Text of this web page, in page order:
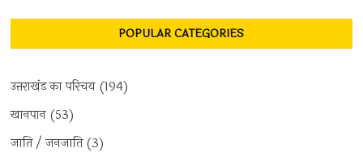
POPULAR CATEGORIES
उत्तराखंड का परिचय (194)
खानपान (53)
जाति / जनजाति(3)